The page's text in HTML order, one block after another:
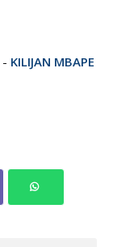
- KILIJAN MBAPE